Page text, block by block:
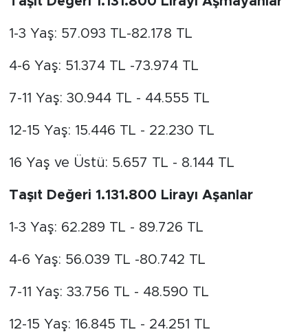
1-3 Yaş: 57.093 TL-82.178 TL
4-6 Yaş: 51.374 TL -73.974 TL
7-11 Yaş: 30.944 TL - 44.555 TL
12-15 Yaş: 15.446 TL - 22.230 TL
16 Yaş ve Üstü: 5.657 TL - 8.144 TL
Taşıt Değeri 1.131.800 Lirayı Aşanlar
1-3 Yaş: 62.289 TL - 89.726 TL
4-6 Yaş: 56.039 TL -80.742 TL
7-11 Yaş: 33.756 TL - 48.590 TL
12-15 Yaş: 16.845 TL - 24.251 TL